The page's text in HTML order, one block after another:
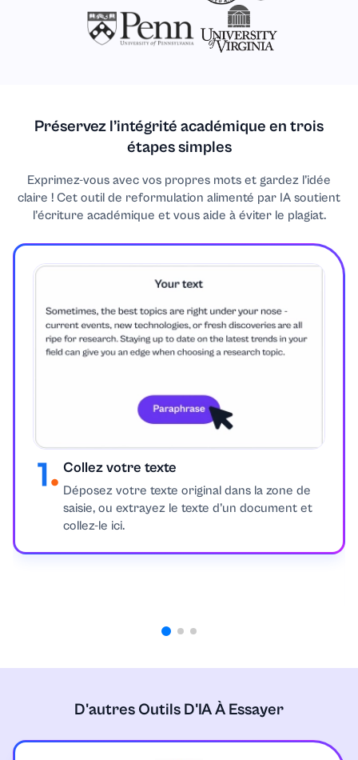
Préservez l’intégrité académique en trois
étapes simples
Exprimez-vous avec vos propres mots et gardez l’idée
claire ! Cet outil de reformulation alimenté par IA soutient
l’écriture académique et vous aide à éviter le plagiat.
Collez votre texte
Déposez votre texte original dans la zone de
saisie, ou extrayez le texte d’un document et
collez-le ici.
D'autres Outils D'IA À Essayer